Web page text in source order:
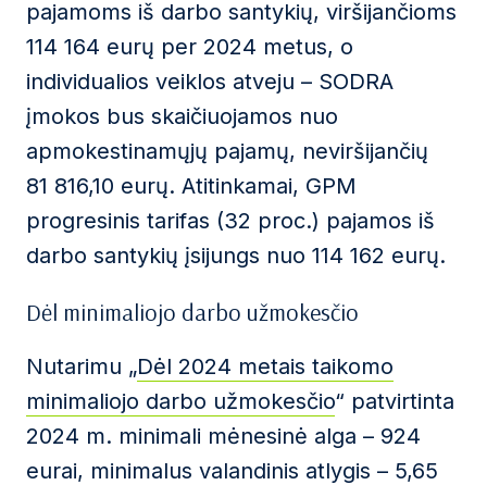
pajamoms iš darbo santykių, viršijančioms
114 164 eurų per 2024 metus, o
individualios veiklos atveju – SODRA
įmokos bus skaičiuojamos nuo
apmokestinamųjų pajamų, neviršijančių
81 816,10 eurų. Atitinkamai, GPM
progresinis tarifas (32 proc.) pajamos iš
darbo santykių įsijungs nuo 114 162 eurų.
Dėl minimaliojo darbo užmokesčio
Nutarimu „Dėl 2024 metais taikomo
minimaliojo darbo užmokesčio“ patvirtinta
2024 m. minimali mėnesinė alga – 924
eurai, minimalus valandinis atlygis – 5,65